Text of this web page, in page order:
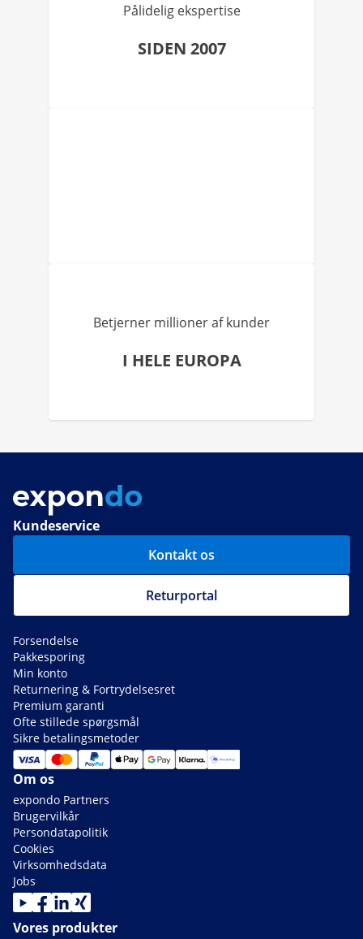
Pålidelig ekspertise
SIDEN 2007
Betjerner millioner af kunder
I HELE EUROPA
Kundeservice
Kontakt os
Returportal
Forsendelse
Pakkesporing
Min konto
Returnering & Fortrydelsesret
Premium garanti
Ofte stillede spørgsmål
Sikre betalingsmetoder
Om os
expondo Partners
Brugervilkår
Persondatapolitik
Cookies
Virksomhedsdata
Jobs
Vores produkter